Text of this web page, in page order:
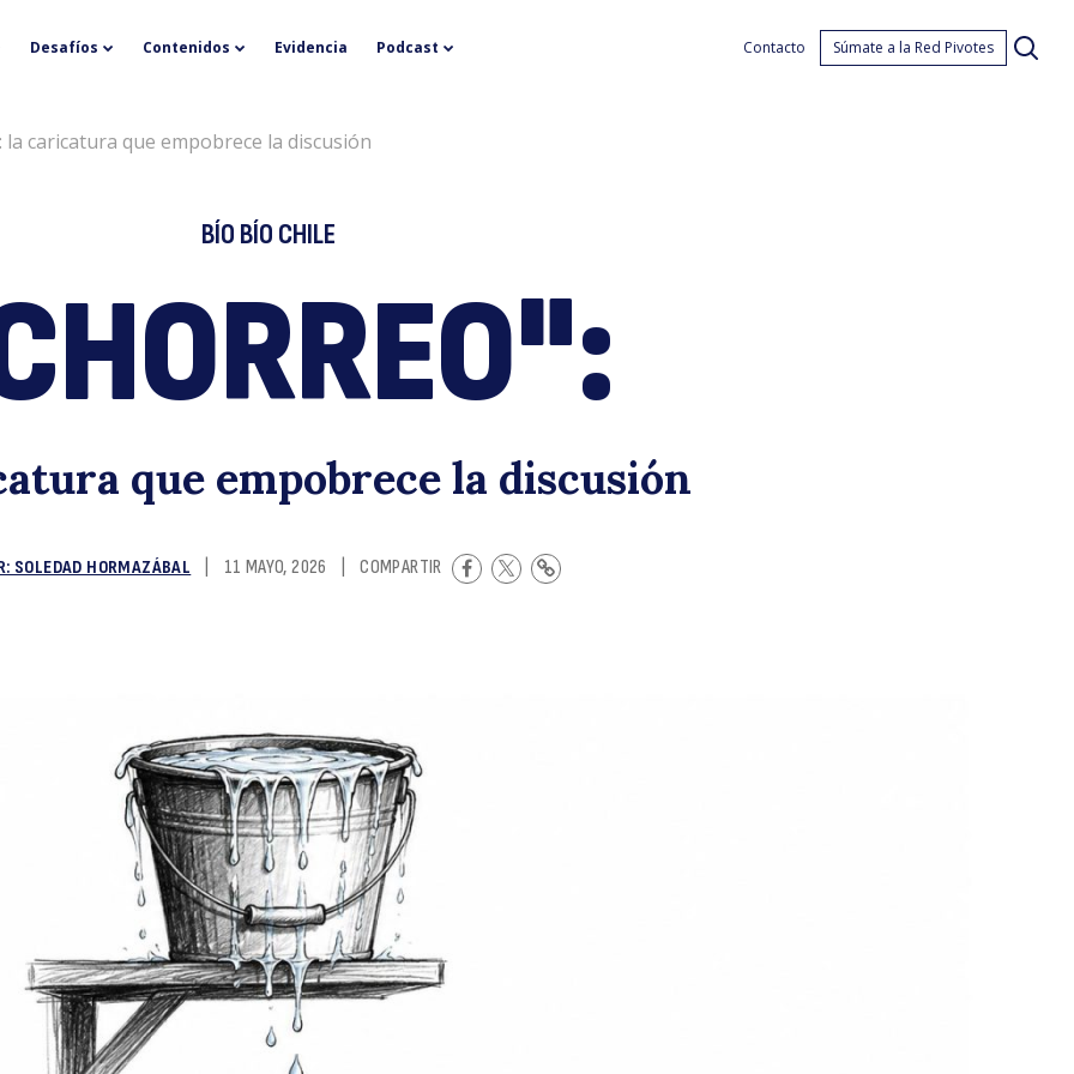
la
Desafíos Contenidos Evidencia Podcast Contacto Súmate a la Red Pivotes
la caricatura que empobrece la discusión
BÍO BÍO CHILE
que empobrece la discusión
SOLEDAD HORMAZÁBAL 11 MAYO, 2026 COMPARTIR